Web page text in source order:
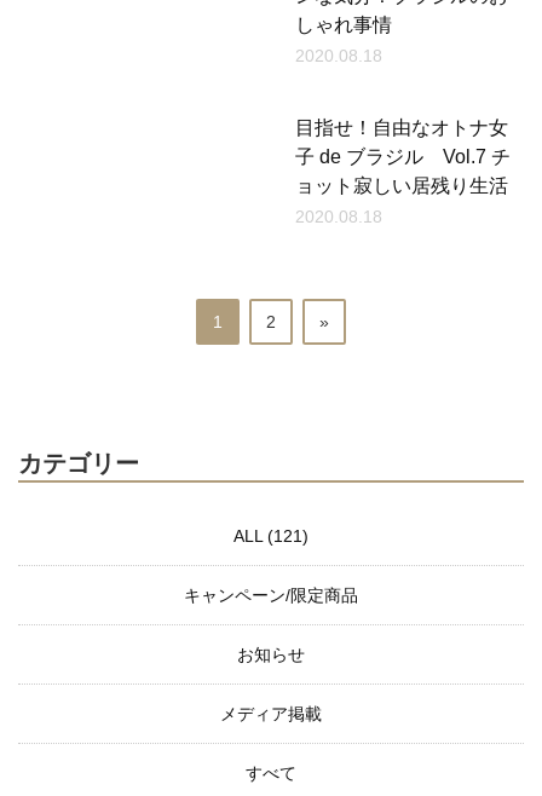
しゃれ事情
2020.08.18
目指せ！自由なオトナ女
子 de ブラジル Vol.7 チ
ョット寂しい居残り生活
2020.08.18
1 2 »
カテゴリー
ALL (121)
キャンペーン/限定商品
お知らせ
メディア掲載
すべて